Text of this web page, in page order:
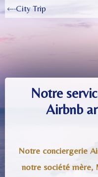
City Trip
Notre
Airbnb
Notre conciergerie
notre société mère,